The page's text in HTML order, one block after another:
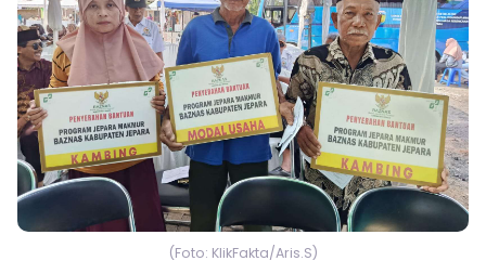
(Foto: KlikFakta/Aris.S)